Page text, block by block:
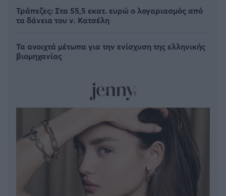
Τράπεζες: Στα 55,5 εκατ. ευρώ ο λογαριασμός από
τα δάνεια του ν. Κατσέλη
Τα ανοιχτά μέτωπα για την ενίσχυση της ελληνικής
βιομηχανίας